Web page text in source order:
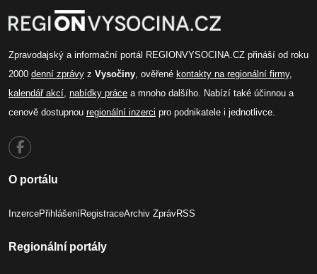
Zpravodajský a informační portál REGIONVYSOCINA.CZ přináší od roku
2000 denní zprávy z Vysočiny , ověřené kontakty na regionální firmy,
kalendář akcí nabídky práce a mnoho dalšího. Nabízí také účinnou a
cenově dostupnou regionální inzerci pro podnikatele i jednotlivce.
O portálu
InzercePřihlášeníRegistraceArchiv ZprávRSS
Regionální portály